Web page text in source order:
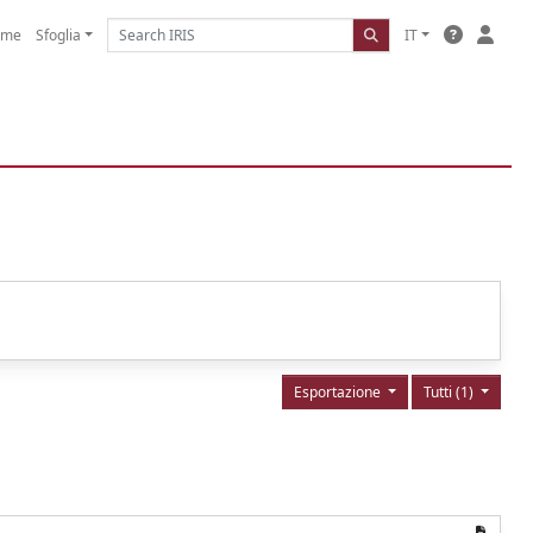
Sfoglia IT
Tutti (1)
Esportazione